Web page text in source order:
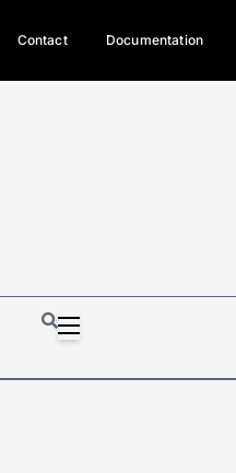
原住民族、立院電競
光電場回
Contact Documentation